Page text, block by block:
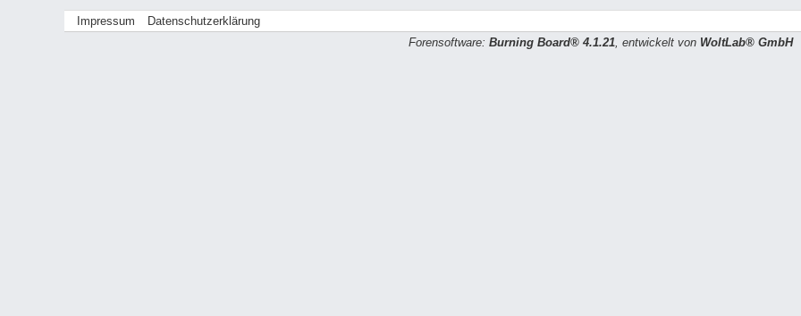
Impressum Datenschutzerklärung
Forensoftware: Burning Board® 4.1.21, entwickelt von WoltLab® GmbH